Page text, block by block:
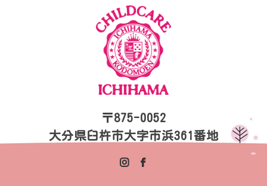
〒875-0052
大分県臼杵市大字市浜361番地